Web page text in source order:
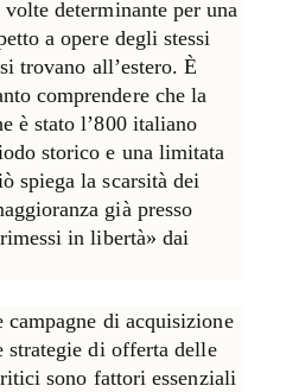
determinante per una
a opere degli stessi
trovano all’estero. È
comprendere che la
è stato l’800 italiano
storico e una limitata
spiega la scarsità dei
già presso
in libertà» dai
di acquisizione
strategie di offerta delle
sono fattori essenziali